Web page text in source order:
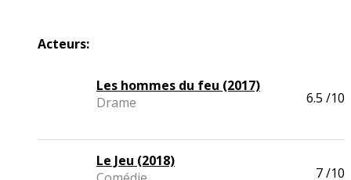
Acteurs:
Les hommes du feu (2017)
Drame
6.5 /10
Le Jeu (2018)
7/10